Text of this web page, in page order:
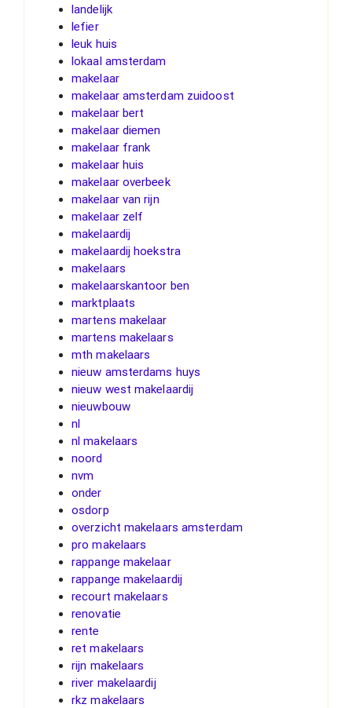
landelijk
lefier
leuk huis
lokaal amsterdam
makelaar
makelaar amsterdam zuidoost
makelaar bert
makelaar diemen
makelaar frank
makelaar huis
makelaar overbeek
makelaar van rijn
makelaar zelf
makelaardij
makelaardij hoekstra
makelaars
makelaarskantoor ben
marktplaats
martens makelaar
martens makelaars
mth makelaars
nieuw amsterdams huys
nieuw west makelaardij
nieuwbouw
nl
nl makelaars
noord
nvm
onder
osdorp
overzicht makelaars amsterdam
pro makelaars
rappange makelaar
rappange makelaardij
recourt makelaars
renovatie
rente
ret makelaars
rijn makelaars
river makelaardij
rkz makelaars